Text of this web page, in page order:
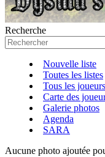
Recherche
Nouvelle liste
Toutes les listes
Tous les joueurs
Carte des
Galerie photos
Agenda
SARA
Aucune photo ajoutée